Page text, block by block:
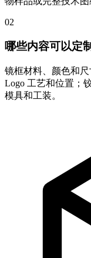
02
哪些内容可以定
镜框材料、颜色和
Logo 工艺和位置；
模具和工装。